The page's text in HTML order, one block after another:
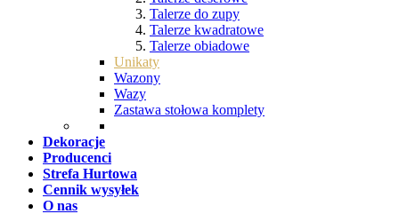
Talerze do zupy
Talerze kwadratowe
Talerze obiadowe
Unikaty
Wazony
Wazy
Zastawa stołowa komplety
Dekoracje
Producenci
Strefa Hurtowa
Cennik wysyłek
O nas